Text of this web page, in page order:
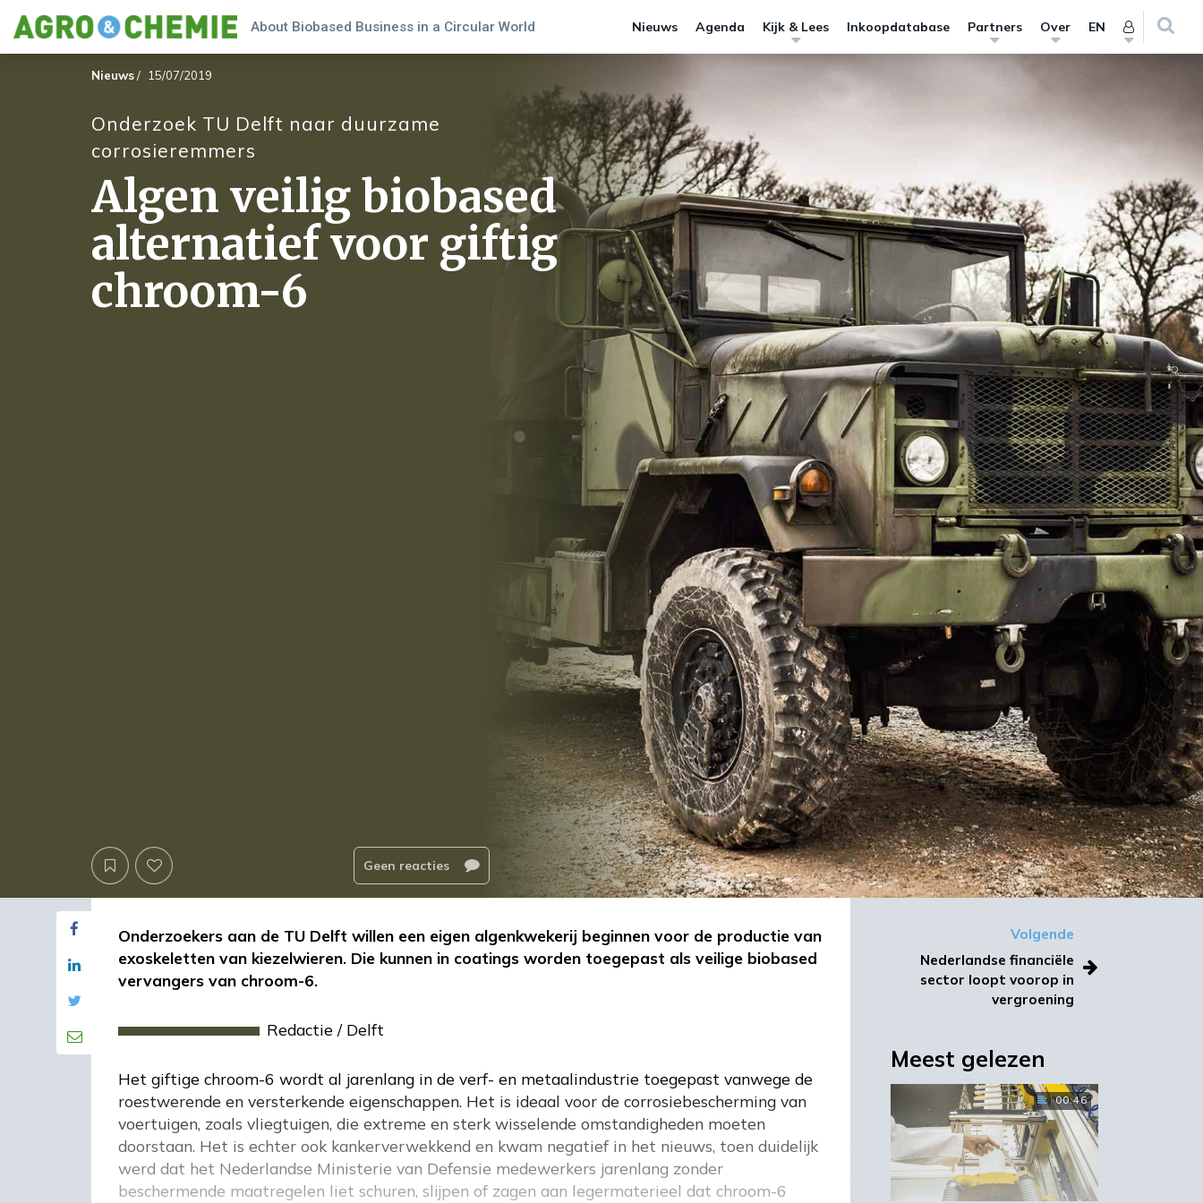
About Biobased Business in a Circular World Nieuws Agenda Kijk & Lees Inkoopdatabase Partners Over EN
Nieuws/ 15/07/2019
Onderzoek TU Delft naar duurzame
corrosieremmers
Algen veilig biobased
alternatief voor giftig
chroom-6
Geen reacties
Onderzoekers aan de TU Delft willen een eigen algenkwekerij beginnen voor de productie van
exoskeletten van kiezelwieren. Die kunnen in coatings worden toegepast als veilige biobased
vervangers van chroom-6.
Redactie / Delft
Het giftige chroom-6 wordt al jarenlang in de verf- en metaalindustrie toegepast vanwege de
roestwerende en versterkende eigenschappen. Het is ideaal voor de corrosiebescherming van
voertuigen, zoals vliegtuigen, die extreme en sterk wisselende omstandigheden moeten
doorstaan. Het is echter ook kankerverwekkend en kwam negatief in het nieuws, toen duidelijk
werd dat het Nederlandse Ministerie van Defensie medewerkers jarenlang zonder
beschermende maatregelen liet schuren, slijpen of zagen aan legermaterieel dat chroom-6
Volgende
Nederlandse financiële
sector loopt voorop in
vergroening
Meest gelezen
00:46